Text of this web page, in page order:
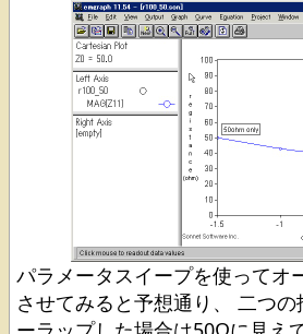
パラメータスイープを使ってオ
させてみると予想通り、 二つ